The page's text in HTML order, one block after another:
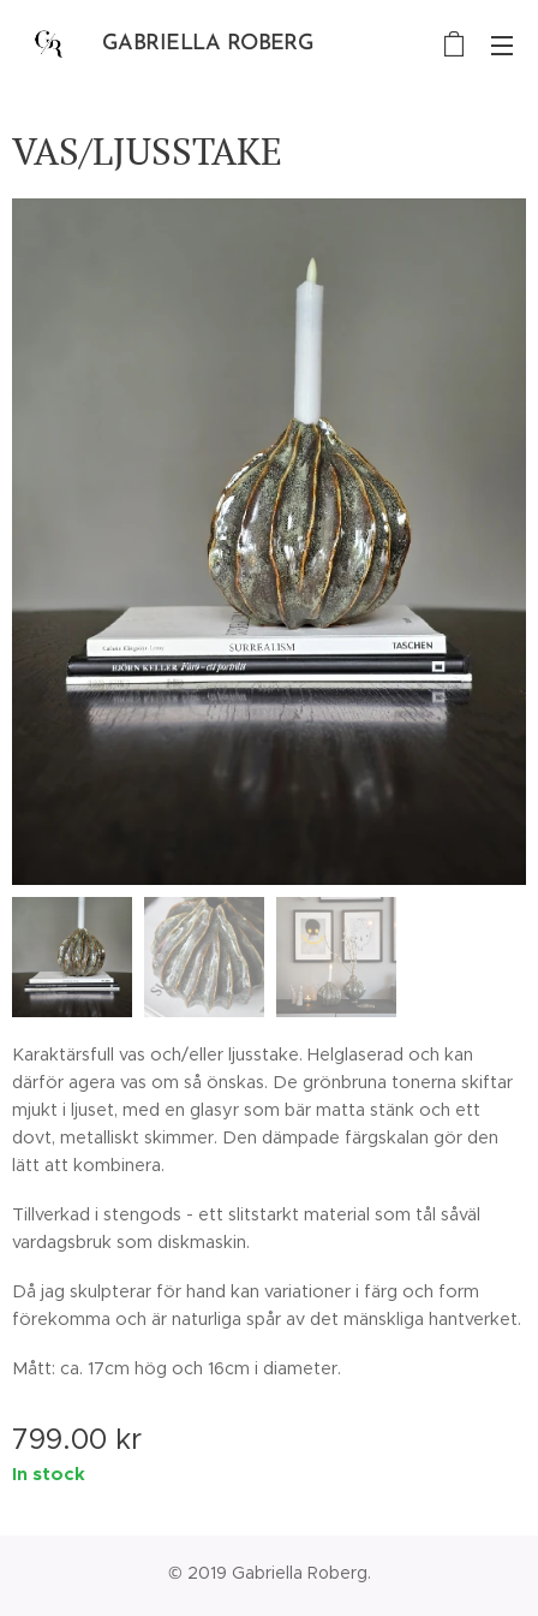
GABRIELLA ROBERG
VAS/LJUSSTAKE
Karaktärsfull vas och/eller ljusstake. Helglaserad och kan
därför agera vas om så önskas. De grönbruna tonerna skiftar
mjukt i ljuset, med en glasyr som bär matta stänk och ett
dovt, metalliskt skimmer. Den dämpade färgskalan gör den
lätt att kombinera.
Tillverkad i stengods - ett slitstarkt material som tål såväl
vardagsbruk som diskmaskin.
Då jag skulpterar för hand kan variationer i färg och form
förekomma och är naturliga spår av det mänskliga hantverket.
Mått: ca. 17cm hög och 16cm i diameter.
799.00 kr
In stock
© 2019 Gabriella Roberg.